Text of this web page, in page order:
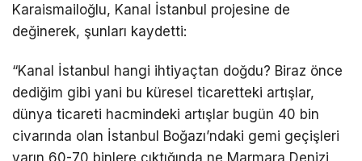
Karaismailoğlu, Kanal İstanbul projesine de
değinerek, şunları kaydetti:
“Kanal İstanbul hangi ihtiyaçtan doğdu? Biraz önce
dediğim gibi yani bu küresel ticaretteki artışlar,
dünya ticareti hacmindeki artışlar bugün 40 bin
civarında olan İstanbul Boğazı’ndaki gemi geçişleri
yarın 60-70 binlere çıktığında ne Marmara Denizi